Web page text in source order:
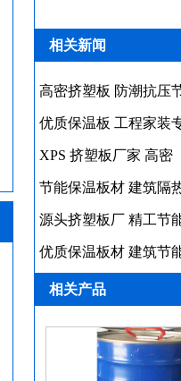
相关新闻
高密挤塑板 防潮抗压
优质保温板 工程家装
XPS 挤塑板厂家 高密
节能保温板材 建筑隔
源头挤塑板厂 精工节
优质保温板材 建筑节
相关产品